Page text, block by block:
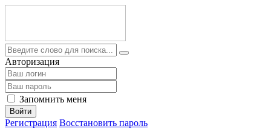
Авторизация
Запомнить меня
Войти
Регистрация Восстановить пароль